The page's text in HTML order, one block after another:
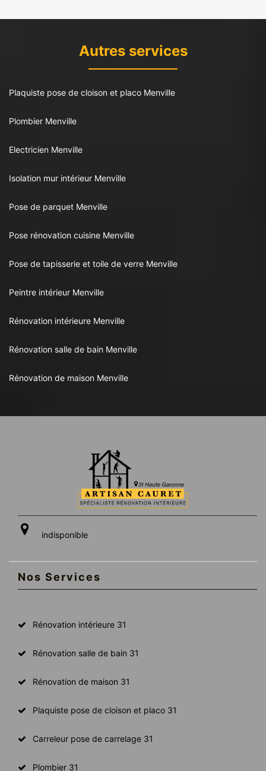
Autres services
Plaquiste pose de cloison et placo Menville
Plombier Menville
Electricien Menville
Isolation mur intérieur Menville
Pose de parquet Menville
Pose rénovation cuisine Menville
Pose de tapisserie et toile de verre Menville
Peintre intérieur Menville
Rénovation intérieure Menville
Rénovation salle de bain Menville
Rénovation de maison Menville
indisponible
Nos Services
Rénovation intérieure 31
Rénovation salle de bain 31
Rénovation de maison 31
Plaquiste pose de cloison et placo 31
Carreleur pose de carrelage 31
Plombier 31